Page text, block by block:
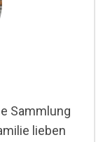
Sammlung
lieben